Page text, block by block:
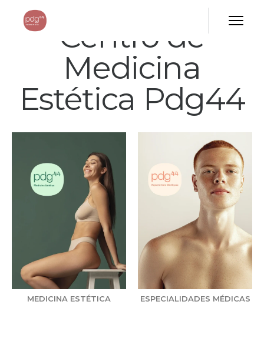
Centro de
Medicina
Estética Pdg44
MEDICINA ESTÉTICA ESPECIALIDADES MÉDICAS